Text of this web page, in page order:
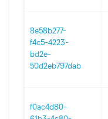
8e58b277-
f4c5-4223-
bd2e-
50d2eb797dab
f0ac4d80-